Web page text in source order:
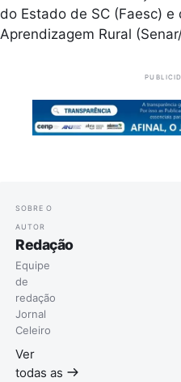
do Estado de SC (Faesc)
Aprendizagem Rural
SOBRE O
AUTOR
Redação
Equipe
de
redação
Jornal
Celeiro
Ver
todas as